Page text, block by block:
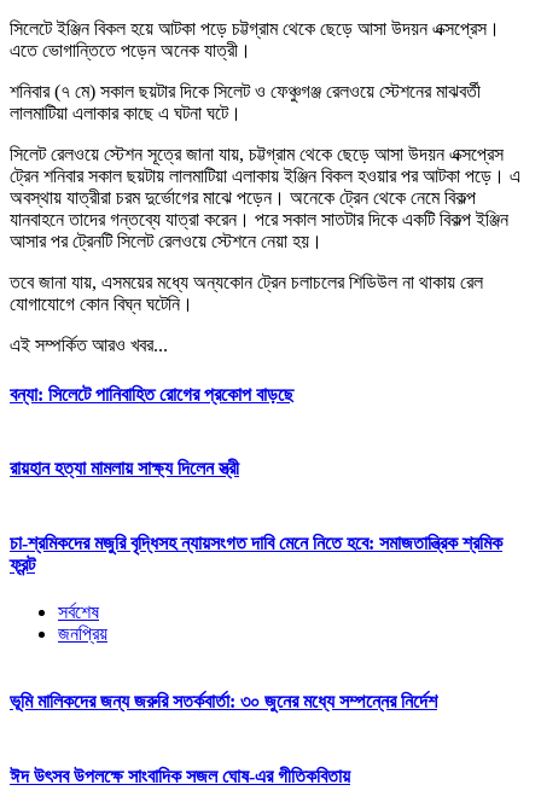
সিলেটে ইঞ্জিন বিকল হয়ে আটকা পড়ে চট্টগ্রাম থেকে ছেড়ে আসা উদয়ন এক্সপ্রেস।
এতে ভোগান্তিতে পড়েন অনেক যাত্রী।
শনিবার (৭ মে) সকাল ছয়টার দিকে সিলেট ও ফেঞ্চুগঞ্জ রেলওয়ে স্টেশনের মাঝবর্তী
লালমাটিয়া এলাকার কাছে এ ঘটনা ঘটে।
সিলেট রেলওয়ে স্টেশন সূত্রে জানা যায়, চট্টগ্রাম থেকে ছেড়ে আসা উদয়ন এক্সপ্রেস
ট্রেন শনিবার সকাল ছয়টায় লালমাটিয়া এলাকায় ইঞ্জিন বিকল হওয়ার পর আটকা পড়ে। এ
অবস্থায় যাত্রীরা চরম দুর্ভোগের মাঝে পড়েন। অনেকে ট্রেন থেকে নেমে বিকল্প
যানবাহনে তাদের গন্তব্যে যাত্রা করেন। পরে সকাল সাতটার দিকে একটি বিকল্প ইঞ্জিন
আসার পর ট্রেনটি সিলেট রেলওয়ে স্টেশনে নেয়া হয়।
তবে জানা যায়, এসময়ের মধ্যে অন্যকোন ট্রেন চলাচলের শিডিউল না থাকায় রেল
যোগাযোগে কোন বিঘ্ন ঘটেনি।
এই সম্পর্কিত আরও খবর...
বন্যা: সিলেটে পানিবাহিত রোগের প্রকোপ বাড়ছে
রায়হান হত্যা মামলায় সাক্ষ্য দিলেন স্ত্রী
চা-শ্রমিকদের মজুরি বৃদ্ধিসহ ন্যায়সংগত দাবি মেনে নিতে হবে: সমাজতান্ত্রিক শ্রমিক
ফ্রন্ট
সর্বশেষ
জনপ্রিয়
ভূমি মালিকদের জন্য জরুরি সতর্কবার্তা: ৩০ জুনের মধ্যে সম্পন্নের নির্দেশ
ঈদ উৎসব উপলক্ষে সাংবাদিক সজল ঘোষ-এর গীতিকবিতায়